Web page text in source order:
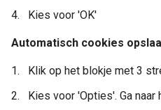
Kies voor 'OK'
Automatisch cookies
Klik op het blokje met 3
Kies voor 'Opties'. Ga